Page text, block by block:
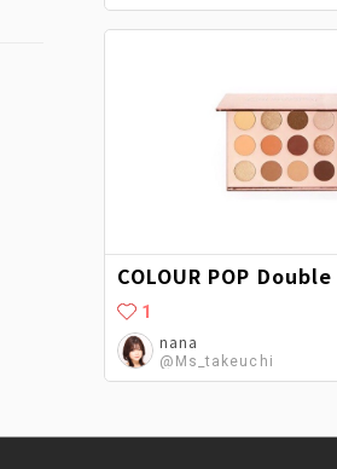
COLOUR POP
1
nana
@Ms_takeuchi